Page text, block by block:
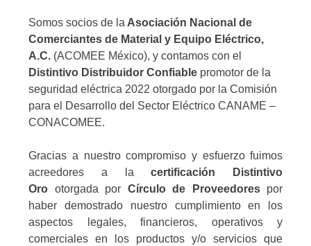
Somos socios de la Asociación Nacional de
Comerciantes de Material y Equipo Eléctrico,
A.C. (ACOMEE México), y contamos con el
Distintivo Distribuidor Confiable promotor de la
seguridad eléctrica 2022 otorgado por la Comisión
para el Desarrollo del Sector Eléctrico CANAME –
CONACOMEE.
Gracias a nuestro compromiso y esfuerzo fuimos
acreedores a lacertificación Distintivo
Oro otorgada por Círculo de Proveedorespor
haber demostrado nuestro cumplimiento en los
aspectos legales, financieros, operativos y
comerciales en los productos y/o servicios que